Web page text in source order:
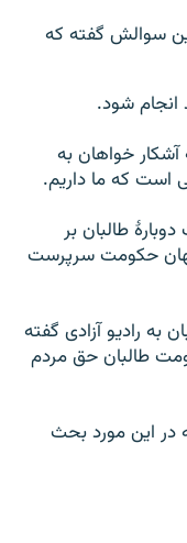
سوالش گفته که
شود.
خواهان به
است که ما داریم.
طالبان بر
حکومت سرپرست
رادیو آزادی گفته
طالبان حق مردم
این مورد بحث